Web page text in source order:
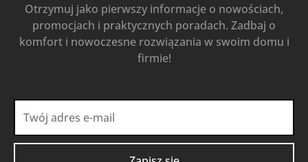
Otrzymuj jako pierwszy informacje o nowościach,
promocjach i praktycznych poradach. Zadbaj o
komfort i nowoczesne rozwiązania w swoim domu i
firmie!